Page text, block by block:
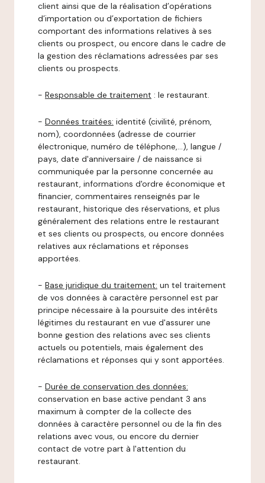
client ainsi que de la réalisation d’opérations
d’importation ou d’exportation de fichiers
comportant des informations relatives à ses
clients ou prospect, ou encore dans le cadre de
la gestion des réclamations adressées par ses
clients ou prospects.
- Responsable de traitement : le restaurant.
- Données traitées: identité (civilité, prénom,
nom), coordonnées (adresse de courrier
électronique, numéro de téléphone,…), langue /
pays, date d'anniversaire / de naissance si
communiquée par la personne concernée au
restaurant, informations d'ordre économique et
financier, commentaires renseignés par le
restaurant, historique des réservations, et plus
généralement des relations entre le restaurant
et ses clients ou prospects, ou encore données
relatives aux réclamations et réponses
apportées.
- Base juridique du traitement: un tel traitement
de vos données à caractère personnel est par
principe nécessaire à la poursuite des intérêts
légitimes du restaurant en vue d'assurer une
bonne gestion des relations avec ses clients
actuels ou potentiels, mais également des
réclamations et réponses qui y sont apportées.
- Durée de conservation des données:
conservation en base active pendant 3 ans
maximum à compter de la collecte des
données à caractère personnel ou de la fin des
relations avec vous, ou encore du dernier
contact de votre part à l'attention du
restaurant.